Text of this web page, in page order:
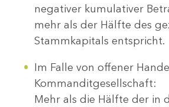
negativer kumulativer
mehr als der Hälfte des
Stammkapitals entspricht.
Im Falle von offener
Kommanditgesellschaft:
Mehr als die Hälfte der in